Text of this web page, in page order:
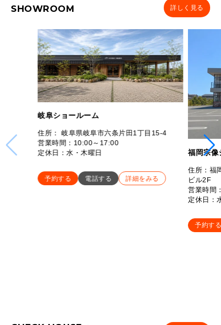
SHOWROOM 詳しく見る
岐阜ショールーム
住所： 岐阜県岐阜市六条片田1丁目15-4
営業時間：10:00～17:00
定休日：水・木曜日
予約する 電話する 詳細をみる
福岡宗像
住所：福
ビル2F
営業時
定休日：
予約す